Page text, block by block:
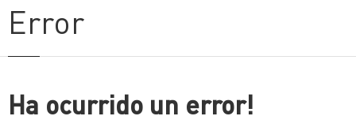
Error
Ha ocurrido un error!